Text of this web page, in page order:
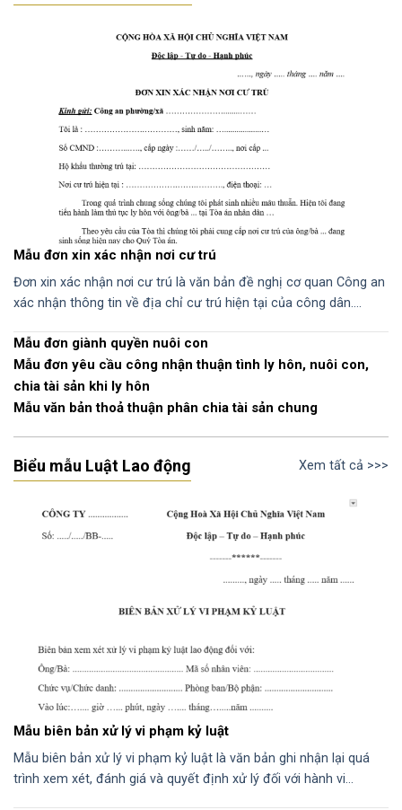
Mẫu đơn xin xác nhận nơi cư trú
Đơn xin xác nhận nơi cư trú là văn bản đề nghị cơ quan Công an
xác nhận thông tin về địa chỉ cư trú hiện tại của công dân….
Mẫu đơn giành quyền nuôi con
Mẫu đơn yêu cầu công nhận thuận tình ly hôn, nuôi con,
chia tài sản khi ly hôn
Mẫu văn bản thoả thuận phân chia tài sản chung
Biểu mẫu Luật Lao động Xem tất cả >>>
Mẫu biên bản xử lý vi phạm kỷ luật
Mẫu biên bản xử lý vi phạm kỷ luật là văn bản ghi nhận lại quá
trình xem xét, đánh giá và quyết định xử lý đối với hành vi…